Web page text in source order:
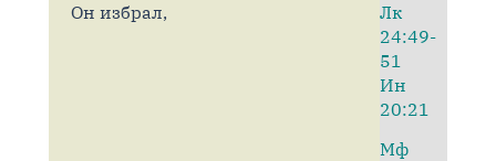
Он избрал,
Лк
24:49-
51
Ин
20:21
Мф